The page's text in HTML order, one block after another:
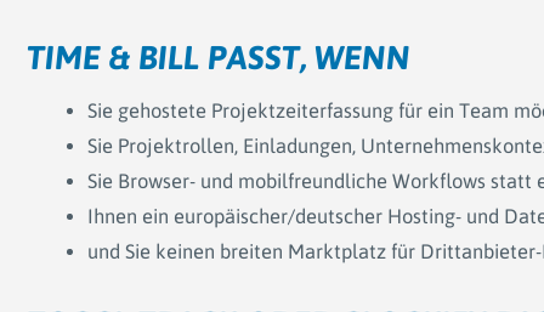
TIME & BILL PASST, WENN
Sie gehostete Projektzeiterfassung für ein Team
Sie Projektrollen, Einladungen,
Sie Browser- und mobilfreundliche Workflows
Ihnen ein europäischer/deutscher Hosting- und
und Sie keinen breiten Marktplatz für